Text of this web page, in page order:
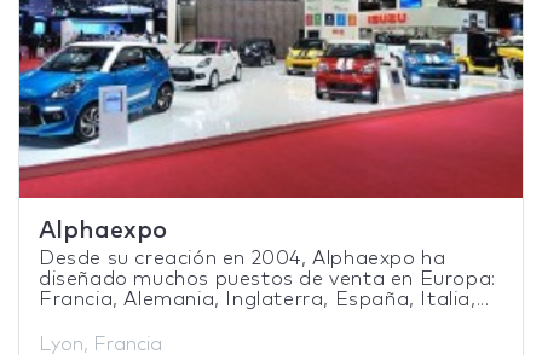
Alphaexpo
Desde su creación en 2004, Alphaexpo ha
diseñado muchos puestos de venta en Europa:
Francia, Alemania, Inglaterra, España, Italia,...
Lyon, Francia